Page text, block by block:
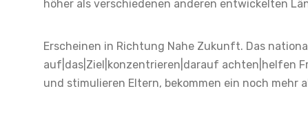
höher als verschiedenen anderen entwickelten
Erscheinen in Richtung Nahe Zukunft. Das
auf|das|Ziel|konzentrieren|darauf achten|helfen
und stimulieren Eltern, bekommen ein noch mehr